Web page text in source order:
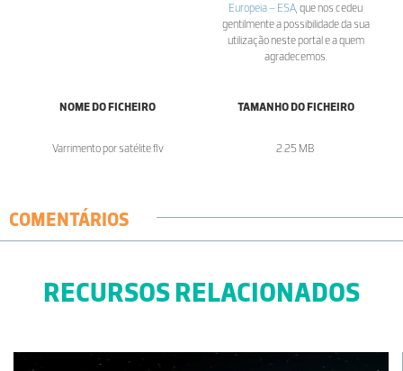
Europeia – ESA, que nos cedeu
gentilmente a possibilidade da sua
utilização neste portal e a quem
agradecemos.
NOME DO FICHEIRO
Varrimento por satélite.flv
TAMANHO DO FICHEIRO
2.25 MB
COMENTÁRIOS
RECURSOS RELACIONADOS